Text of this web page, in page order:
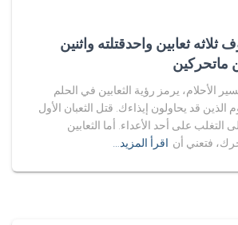
ثعابين واحدقتلته واثنين
ماتحركين
الأحلام، يرمز رؤية الثعابين في الحلم
الذين قد يحاولون إيذاءك. قتل الثعبان الأول
على أحد الأعداء. أما الثعابين
فتعني أن اقرأ المزيد…